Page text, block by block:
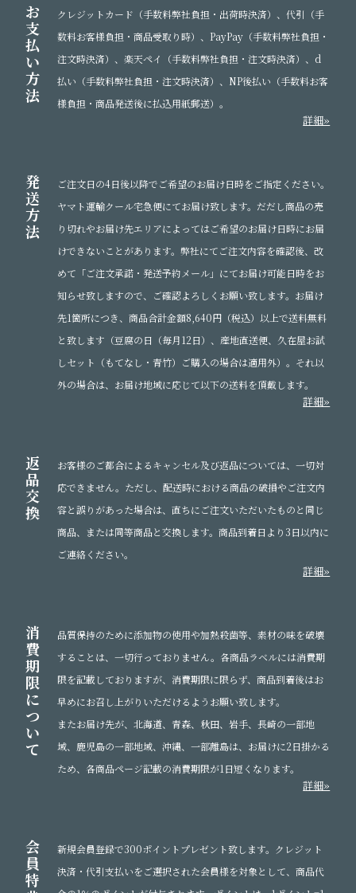
お
支
払
い
方
法
クレジットカード（手数料弊社負担・出荷時決済）、代引（手
数料お客様負担・商品受取り時）、PayPay（手数料弊社負担・
注文時決済）、楽天ペイ（手数料弊社負担・注文時決済）、d
払い（手数料弊社負担・注文時決済）、NP後払い（手数料お客
様負担・商品発送後に払込用紙郵送）。
詳細»
発
送
方
法
ご注文日の4日後以降でご希望のお届け日時をご指定ください。
ヤマト運輸クール宅急便にてお届け致します。だだし商品の売
り切れやお届け先エリアによってはご希望のお届け日時にお届
けできないことがあります。弊社にてご注文内容を確認後、改
めて「ご注文承諾・発送予約メール」にてお届け可能日時をお
知らせ致しますので、ご確認よろしくお願い致します。お届け
先1箇所につき、商品合計金額8,640円（税込）以上で送料無料
と致します（豆腐の日（毎月12日）、産地直送便、久在屋お試
しセット（もてなし・青竹）ご購入の場合は適用外）。それ以
外の場合は、お届け地域に応じて以下の送料を頂戴します。
詳細»
返
品
交
換
お客様のご都合によるキャンセル及び返品については、一切対
応できません。ただし、配送時における商品の破損やご注文内
容と誤りがあった場合は、直ちにご注文いただいたものと同じ
商品、または同等商品と交換します。商品到着日より3日以内に
ご連絡ください。
詳細»
消
費
期
限
に
つ
い
て
品質保持のために添加物の使用や加熱殺菌等、素材の味を破壊
することは、一切行っておりません。各商品ラベルには消費期
限を記載しておりますが、消費期限に限らず、商品到着後はお
早めにお召し上がりいただけるようお願い致します。
またお届け先が、北海道、青森、秋田、岩手、長崎の一部地
域、鹿児島の一部地域、沖縄、一部離島は、お届けに2日掛かる
ため、各商品ページ記載の消費期限が1日短くなります。
詳細»
会
員
特
新規会員登録で300ポイントプレゼント致します。クレジット
決済・代引支払いをご選択された会員様を対象として、商品代